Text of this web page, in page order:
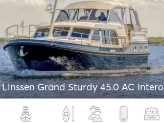
Linssen Grand Sturdy 45.0 AC Intero